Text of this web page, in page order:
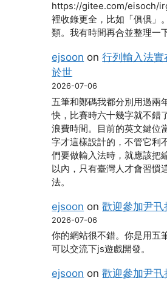
https://gitee.com/eisoch/
裡收錄更全，比如「俱倶」
類。我有時間再合並整理一下
ejsoon on行列輸入法
於世
2026-07-06
五筆和鄭碼我都分別用過兩
快，比賽時六十幾字就不錯
浪費時間。目前的英文鍵位
字才這樣設計的，不管它利
們要做輸入法時，就應該把
以內，只有臺灣人才會習慣
法。
ejsoon on歡迎參加尹卂
2026-07-06
你的網站很不錯。你是用五
可以交流下js遊戲開發。
ejsoon on歡迎參加尹卂